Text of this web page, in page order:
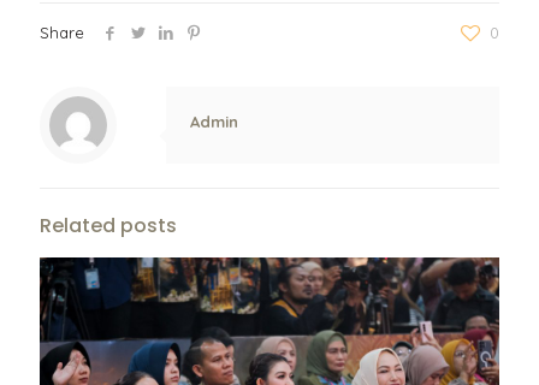
Share 0
Admin
Related posts